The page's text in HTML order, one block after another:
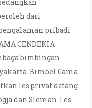
dari
pribadi
CENDEKIA
bimbingan
Bimbel Gama
les privat datang
dan Sleman. Les